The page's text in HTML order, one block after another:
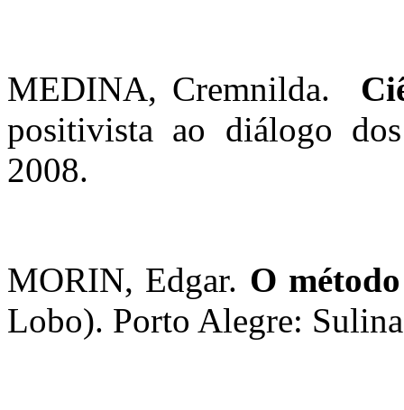
MEDINA, Cremnilda.
positivista ao diálogo dos
2008.
MORIN, Edgar. O
Lobo). Porto Alegre: